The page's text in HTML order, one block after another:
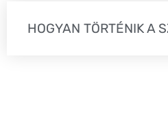
HOGYAN TÖRTÉNIK A